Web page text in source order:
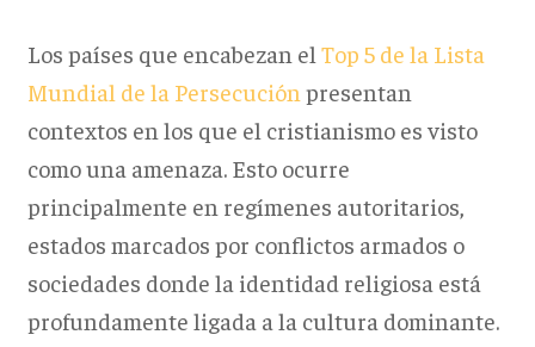
Los países que encabezan el Top 5 de la Lista
Mundial de la Persecución presentan
contextos en los que el cristianismo es visto
como una amenaza. Esto ocurre
principalmente en regímenes autoritarios,
estados marcados por conflictos armados o
sociedades donde la identidad religiosa está
profundamente ligada a la cultura dominante.